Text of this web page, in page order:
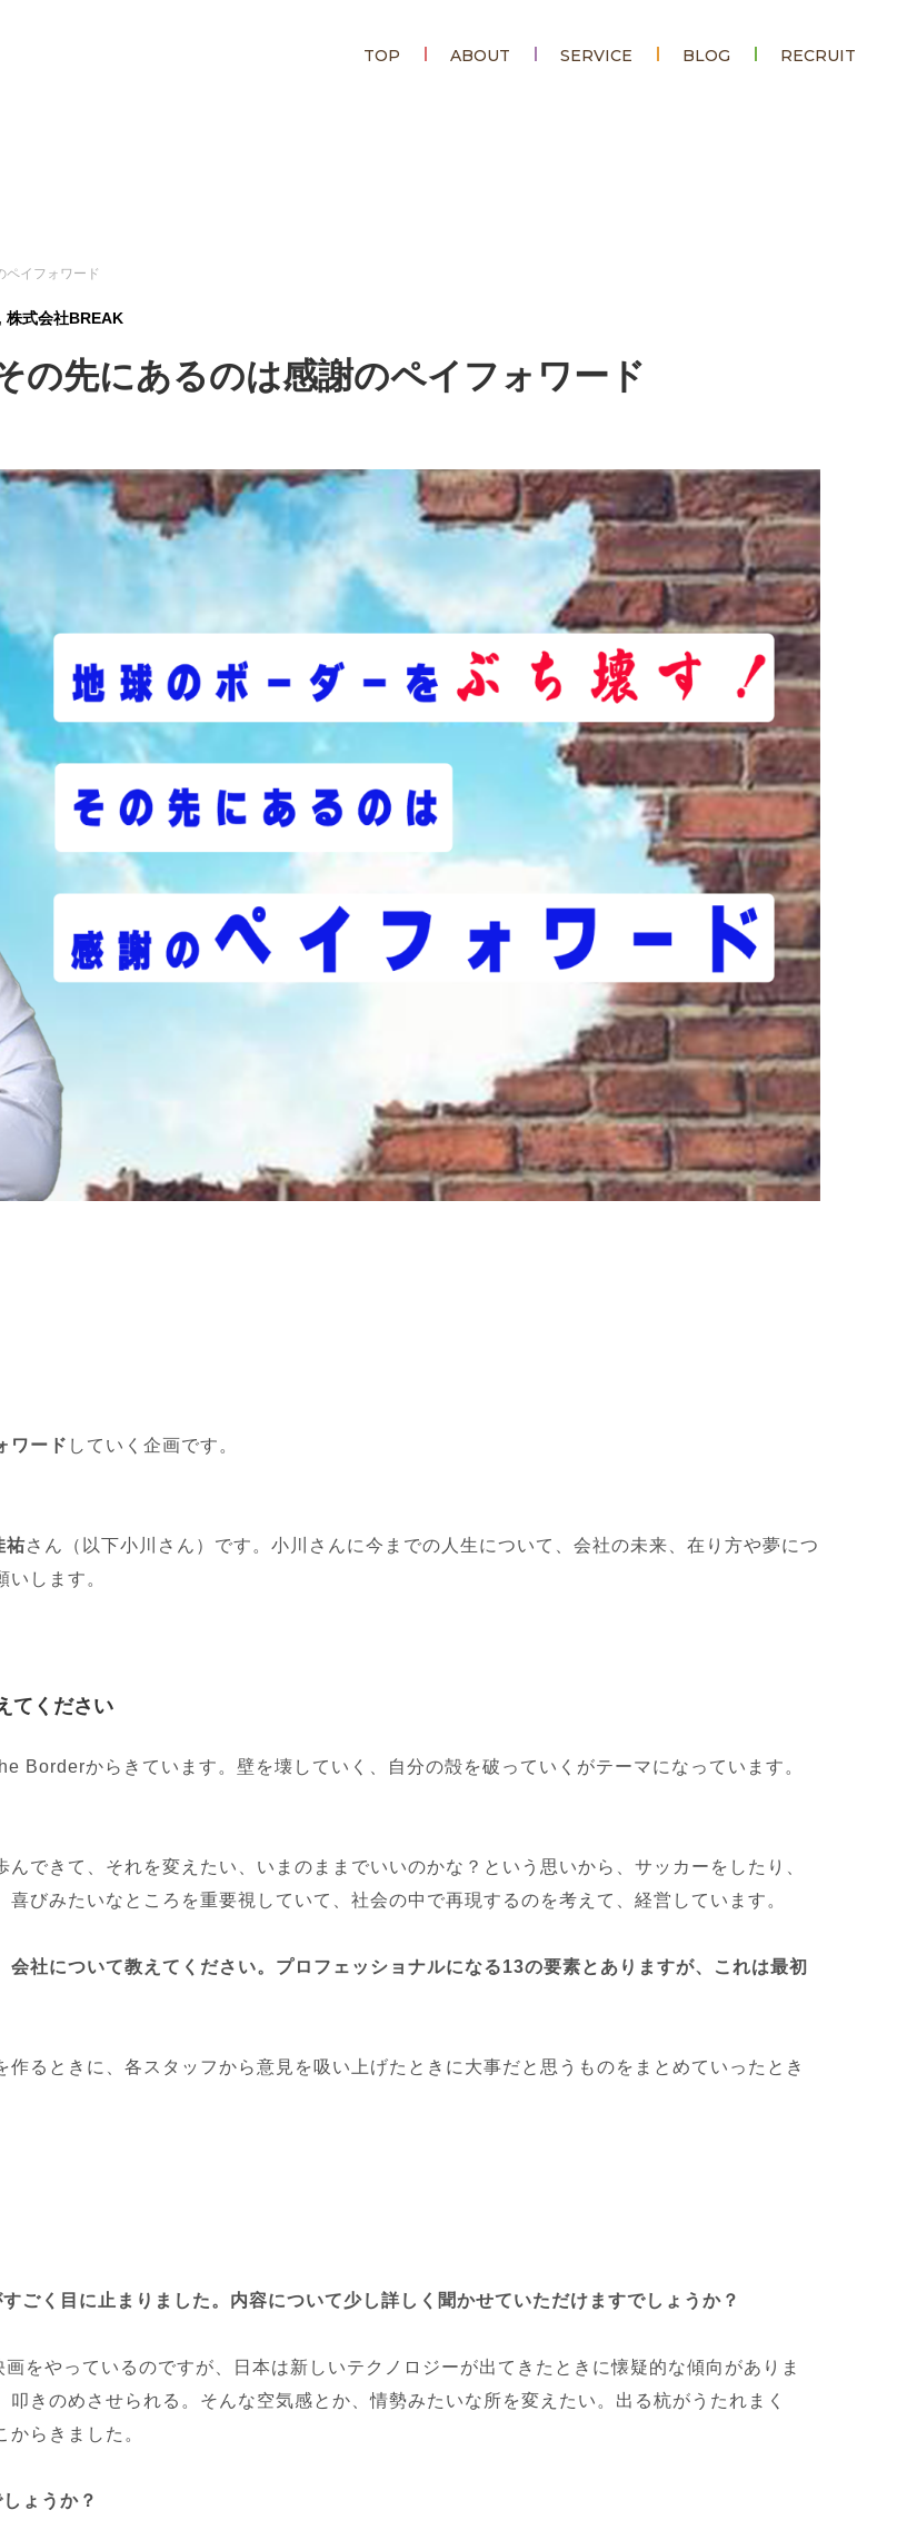
TOP ABOUT SERVICE BLOG RECRUIT
ペイフォワード
, 株式会社BREAK
の先にあるのは感謝のペイフォワード
ワード していく企画です。
祐さん（以下小川さん）です。小川さんに今までの人生について、会社の未来、在り方や夢につ
します。
てください
Borderからきています。壁を壊していく、自分の殻を破っていくがテーマになっています。
できて、それを変えたい、いまのままでいいのかな？という思いから、サッカーをしたり、
びみたいなところを重要視していて、社会の中で再現するのを考えて、経営しています。
社について教えてください。プロフェッショナルになる13の要素とありますが、これは最初
るときに、各スタッフから意見を吸い上げたときに大事だと思うものをまとめていったとき
ごく目に止まりました。内容について少し詳しく聞かせていただけますでしょうか？
をやっているのですが、日本は新しいテクノロジーが出てきたときに懐疑的な傾向がありま
きのめさせられる。そんな空気感とか、情勢みたいな所を変えたい。出る杭がうたれまく
らきました。
ょうか？